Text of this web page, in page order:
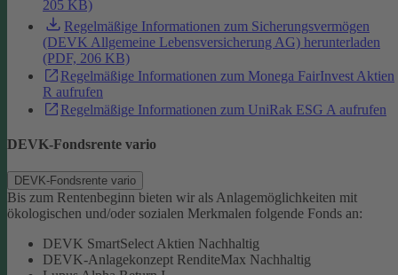
205 KB)
Regelmäßige Informationen zum Sicherungsvermögen
(DEVK Allgemeine Lebensversicherung AG) herunterladen
(PDF, 206 KB)
Regelmäßige Informationen zum Monega FairInvest Aktien
R aufrufen
Regelmäßige Informationen zum UniRak ESG A aufrufen
DEVK-Fondsrente vario
DEVK-Fondsrente vario
Bis zum Rentenbeginn bieten wir als Anlagemöglichkeiten mit
ökologischen und/oder sozialen Merkmalen folgende Fonds an:
DEVK SmartSelect Aktien Nachhaltig
DEVK-Anlagekonzept RenditeMax Nachhaltig